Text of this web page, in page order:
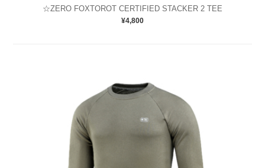
☆ZERO FOXTOROT CERTIFIED STACKER 2 TEE
¥4,800